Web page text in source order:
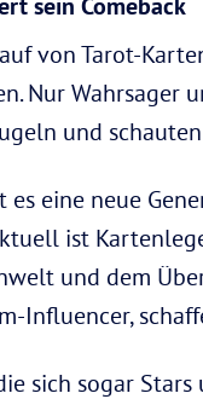
von Tarot-
Nur Wahrsager
und
es eine neue
ist
und dem
Influencer,
sich sogar